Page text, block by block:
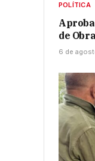
POLÍTICA
de
6 de